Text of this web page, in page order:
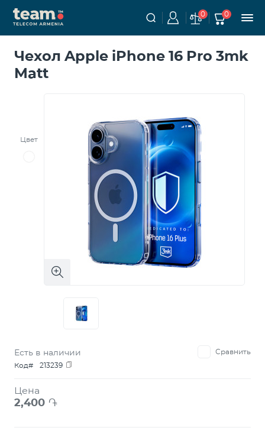
0 0
Чехол Apple iPhone 16 Pro 3mk
Matt
Цвет
Есть в наличии
Сравнить
Код#
213239
Цена
2,400 ֏